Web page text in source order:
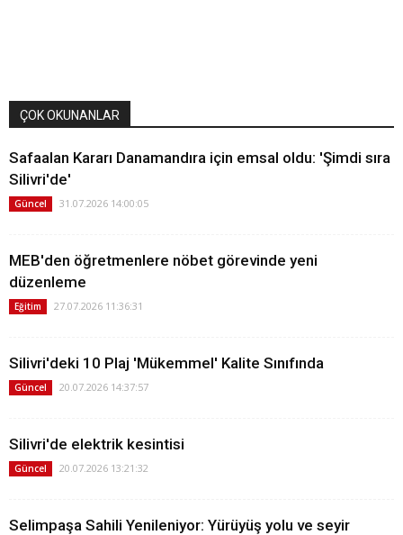
ÇOK OKUNANLAR
Safaalan Kararı Danamandıra için emsal oldu: 'Şimdi sıra
Silivri'de'
Güncel 31.07.2026 14:00:05
MEB'den öğretmenlere nöbet görevinde yeni
düzenleme
Eğitim 27.07.2026 11:36:31
Silivri'deki 10 Plaj 'Mükemmel' Kalite Sınıfında
Güncel 20.07.2026 14:37:57
Silivri'de elektrik kesintisi
Güncel 20.07.2026 13:21:32
Selimpaşa Sahili Yenileniyor: Yürüyüş yolu ve seyir